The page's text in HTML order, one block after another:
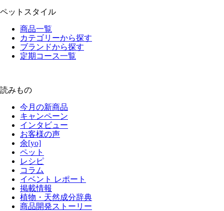
ペットスタイル
商品一覧
カテゴリーから探す
ブランドから探す
定期コース一覧
読みもの
今月の新商品
キャンペーン
インタビュー
お客様の声
余[yo]
ペット
レシピ
コラム
イベント レポート
掲載情報
植物・天然成分辞典
商品開発ストーリー